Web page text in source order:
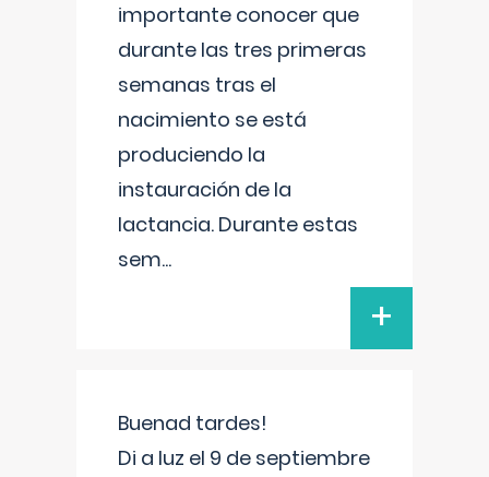
importante conocer que
durante las tres primeras
semanas tras el
nacimiento se está
produciendo la
instauración de la
lactancia. Durante estas
sem...
+
Buenad tardes!
Di a luz el 9 de septiembre